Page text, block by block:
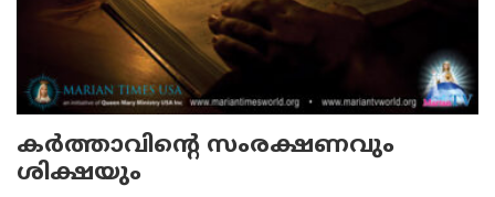
കർത്താവിന്റെ സംരക്ഷണവും
ശിക്ഷയും